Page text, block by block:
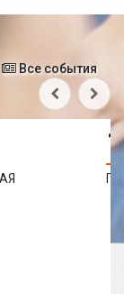
Все события